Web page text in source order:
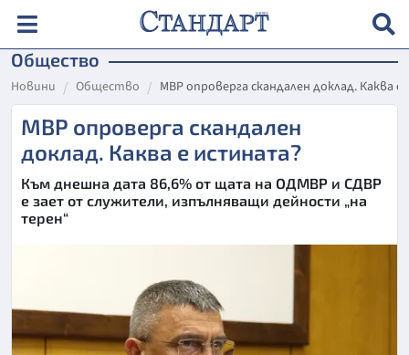
Общество
Новини Общество МВР опроверга скандален доклад. Каква
МВР опроверга скандален
доклад. Каква е истината?
Към днешна дата 86,6% от щата на ОДМВР и СДВР
е зает от служители, изпълняващи дейности „на
терен“